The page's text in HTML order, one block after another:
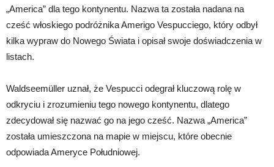
„America” dla tego kontynentu. Nazwa ta została nadana na
cześć włoskiego podróżnika Amerigo Vespucciego, który odbył
kilka wypraw do Nowego Świata i opisał swoje doświadczenia w
listach.
Waldseemüller uznał, że Vespucci odegrał kluczową rolę w
odkryciu i zrozumieniu tego nowego kontynentu, dlatego
zdecydował się nazwać go na jego cześć. Nazwa „America”
została umieszczona na mapie w miejscu, które obecnie
odpowiada Ameryce Południowej.